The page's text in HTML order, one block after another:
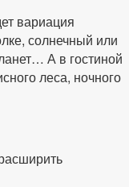
вариация
солнечный или
А в гостиной
леса, ночного